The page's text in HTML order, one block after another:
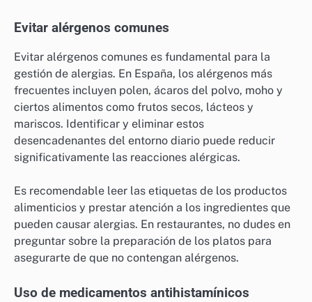
Evitar alérgenos comunes
Evitar alérgenos comunes es fundamental para la
gestión de alergias. En España, los alérgenos más
frecuentes incluyen polen, ácaros del polvo, moho y
ciertos alimentos como frutos secos, lácteos y
mariscos. Identificar y eliminar estos
desencadenantes del entorno diario puede reducir
significativamente las reacciones alérgicas.
Es recomendable leer las etiquetas de los productos
alimenticios y prestar atención a los ingredientes que
pueden causar alergias. En restaurantes, no dudes en
preguntar sobre la preparación de los platos para
asegurarte de que no contengan alérgenos.
Uso de medicamentos antihistamínicos